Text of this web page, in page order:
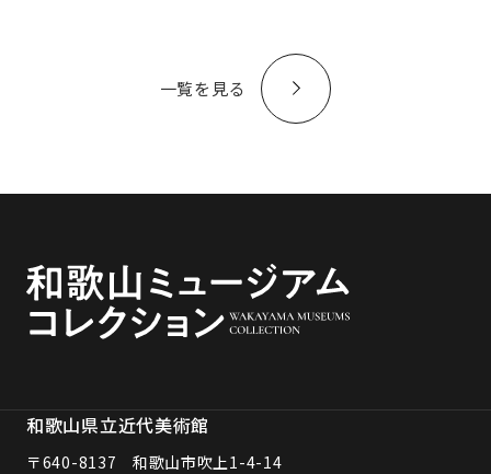
一覧を見る
和歌山県立近代美術館
〒640-8137 和歌山市吹上1-4-14